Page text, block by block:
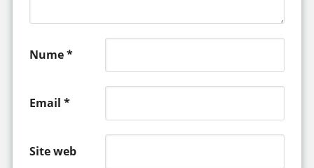
Nume*
Email *
Site web